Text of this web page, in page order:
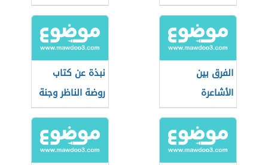
الفرق بين
الأشاعرة
والماتريدية
نبذة عن كتاب
روضة الناظر وجنة
المناظر